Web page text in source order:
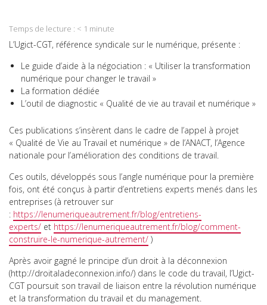
Email
Temps de lecture : < 1 minute
L’Ugict-CGT, référence syndicale sur le numérique, présente :
Le guide d’aide à la négociation : « Utiliser la transformation
numérique pour changer le travail »
La formation dédiée
L’outil de diagnostic « Qualité de vie au travail et numérique »
Ces publications s’insèrent dans le cadre de l’appel à projet
« Qualité de Vie au Travail et numérique » de l’ANACT, l’Agence
nationale pour l’amélioration des conditions de travail.
Ces outils, développés sous l’angle numérique pour la première
fois, ont été conçus à partir d’entretiens experts menés dans les
entreprises (à retrouver sur
: https://lenumeriqueautrement.fr/blog/entretiens-
experts/ et https://lenumeriqueautrement.fr/blog/comment-
construire-le-numerique-autrement/ )
Après avoir gagné le principe d’un droit à la déconnexion
(http://droitaladeconnexion.info/) dans le code du travail, l’Ugict-
CGT poursuit son travail de liaison entre la révolution numérique
et la transformation du travail et du management.